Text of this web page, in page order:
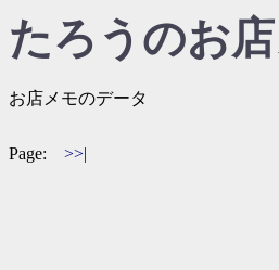
たろうのお
お店メモのデータ
Page: >>|